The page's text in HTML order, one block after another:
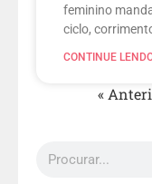
feminino
ciclo,
CONTINUE
«